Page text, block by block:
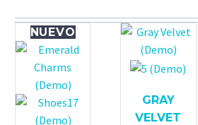
NUEVO
GRAY
VELVET